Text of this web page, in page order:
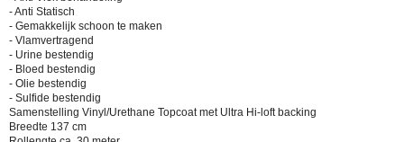
- Anti Statisch
- Gemakkelijk schoon te maken
- Vlamvertragend
- Urine bestendig
- Bloed bestendig
- Olie bestendig
- Sulfide bestendig
Samenstelling Vinyl/Urethane Topcoat met Ultra Hi-loft backing
Breedte 137 cm